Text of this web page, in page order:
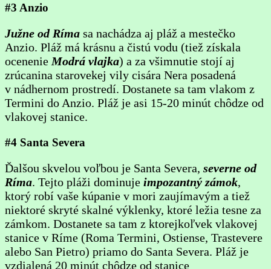
#3 Anzio
Južne od Ríma sa nachádza aj pláž a mestečko
Anzio. Pláž má krásnu a čistú vodu (tiež získala
ocenenie Modrá vlajka) a za všimnutie stojí aj
zrúcanina starovekej vily cisára Nera posadená
v nádhernom prostredí. Dostanete sa tam vlakom z
Termini do Anzio. Pláž je asi 15-20 minút chôdze od
vlakovej stanice.
#4 Santa Severa
Ďalšou skvelou voľbou je Santa Severa, severne od
Ríma. Tejto pláži dominuje impozantný zámok,
ktorý robí vaše kúpanie v mori zaujímavým a tiež
niektoré skryté skalné výklenky, ktoré ležia tesne za
zámkom. Dostanete sa tam z ktorejkoľvek vlakovej
stanice v Ríme (Roma Termini, Ostiense, Trastevere
alebo San Pietro) priamo do Santa Severa. Pláž je
vzdialená 20 minút chôdze od stanice